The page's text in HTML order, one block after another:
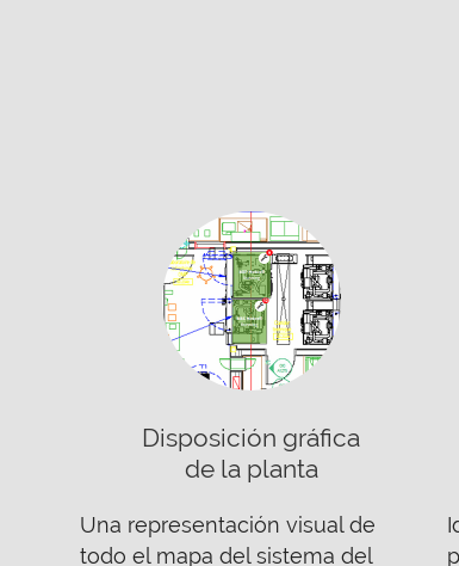
Disposición gráfica
de la planta
Una representación visual de
todo el mapa del sistema del